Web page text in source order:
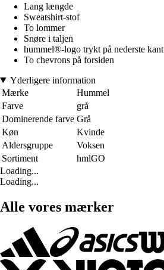
Lang længde
Sweatshirt-stof
To lommer
Snøre i taljen
hummel®-logo trykt på nederste kant
To chevrons på forsiden
Yderligere information
Mærke
Hummel
Farve
grå
Dominerende farve Grå
Køn
Kvinde
Aldersgruppe
Voksen
Sortiment
hmlGO
Loading...
Loading...
Alle vores mærker